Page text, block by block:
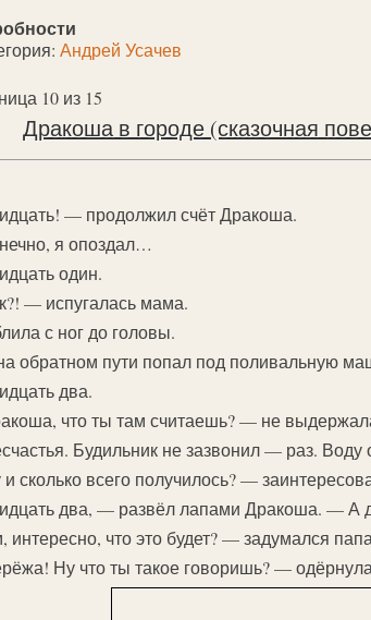
Андрей Усачев
10 из 15
Дракоша в городе (сказочная
— продолжил счёт Дракоша.
я опоздал…
один.
— испугалась мама.
с ног до головы.
обратном пути попал под поливальную
два.
что ты там считаешь? — не
Будильник не зазвонил — раз.
сколько всего получилось? —
два, — развёл лапами Дракоша. — А
что это будет? — задумался
Ну что ты такое говоришь? —